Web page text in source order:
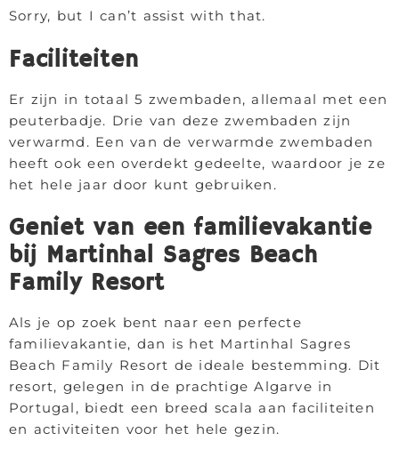
Sorry, but I can’t assist with that.
Faciliteiten
Er zijn in totaal 5 zwembaden, allemaal met een
peuterbadje. Drie van deze zwembaden zijn
verwarmd. Een van de verwarmde zwembaden
heeft ook een overdekt gedeelte, waardoor je ze
het hele jaar door kunt gebruiken.
Geniet van een familievakantie
bij Martinhal Sagres Beach
Family Resort
Als je op zoek bent naar een perfecte
familievakantie, dan is het Martinhal Sagres
Beach Family Resort de ideale bestemming. Dit
resort, gelegen in de prachtige Algarve in
Portugal, biedt een breed scala aan faciliteiten
en activiteiten voor het hele gezin.